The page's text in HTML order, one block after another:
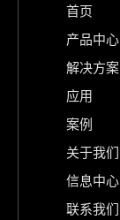
首页
产品中心
解决方案
应用
案例
关于我们
信息中心
联系我们